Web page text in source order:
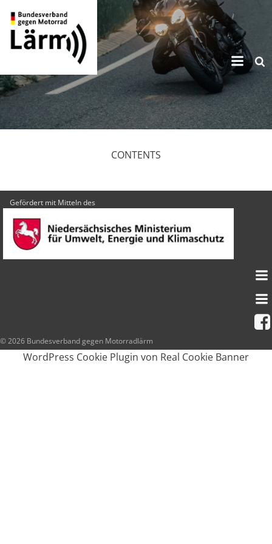
Zum
Inhalt
springen
CONTENTS
Gefördert mit Mitteln des
© 2026 Bundesverband gegen Motorradlärm
WordPress Cookie Plugin von Real Cookie Banner